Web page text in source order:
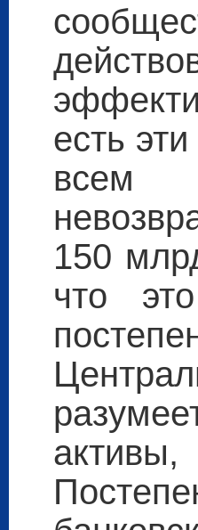
есть
всем
150
что